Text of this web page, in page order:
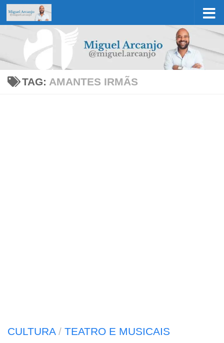
Skip to content
TAG: AMANTES IRMÃS
CULTURA/ TEATRO E MUSICAIS